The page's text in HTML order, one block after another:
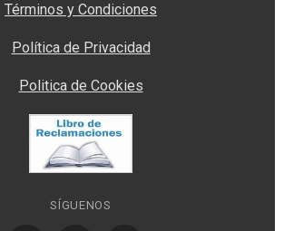
Términos y Condiciones
Política de Privacidad
Politica de Cookies
SÍGUENOS